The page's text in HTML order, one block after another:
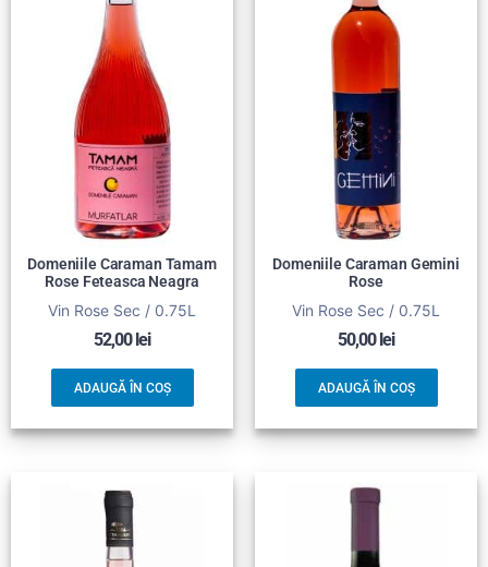
Domeniile Caraman Tamam
Rose Feteasca Neagra
Vin Rose Sec / 0.75L
52,00lei
ADAUGĂ ÎN COȘ
Domeniile Caraman Gemini
Rose
Vin Rose Sec / 0.75L
50,00lei
ADAUGĂ ÎN COȘ